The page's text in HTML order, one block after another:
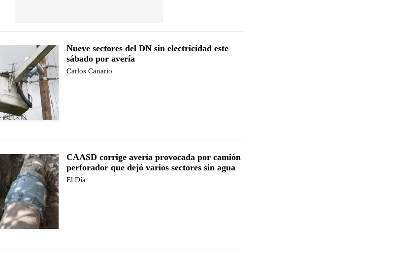
Nueve sectores del DN sin electricidad este
sábado por avería
Carlos Canario
CAASD corrige avería provocada por camión
perforador que dejó varios sectores sin agua
El Día